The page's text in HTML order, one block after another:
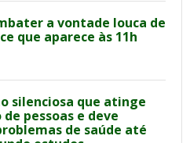
a vontade louca de
que aparece às 11h
silenciosa que atinge
de pessoas e deve
de saúde até